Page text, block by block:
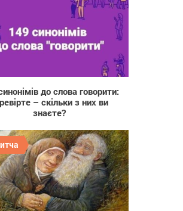
273
до слова говорити:
– скільки з них ви
знаєте?
30 953